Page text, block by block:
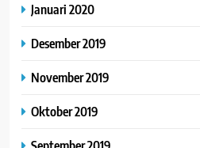
Januari 2020
Desember 2019
November 2019
Oktober 2019